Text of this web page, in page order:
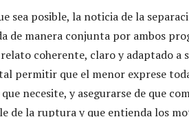
sea posible, la noticia de la
de manera conjunta por ambos
coherente, claro y adaptado a
permitir que el menor exprese
necesite, y asegurarse de que
de la ruptura y que entienda los